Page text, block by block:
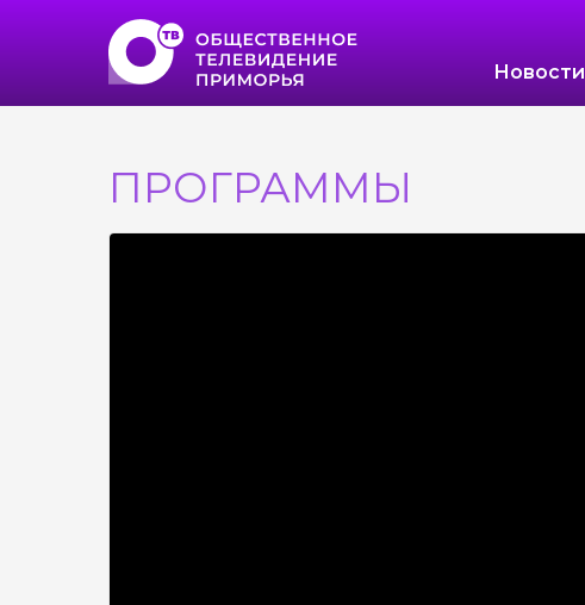
Новости
ПРОГРАММЫ